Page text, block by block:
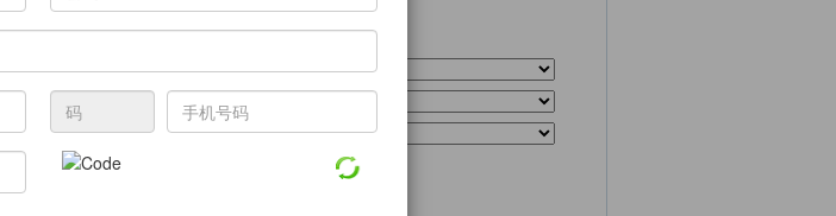
TradeShows